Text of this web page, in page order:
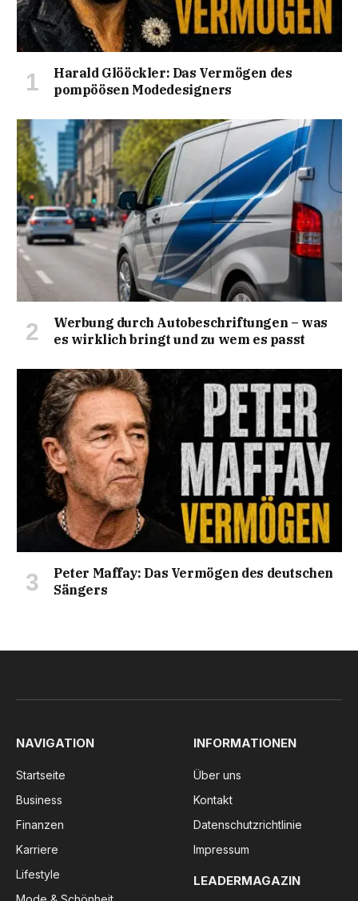
Harald Glööckler: Das Vermögen des
pompöösen Modedesigners
Werbung durch Autobeschriftungen – was
es wirklich bringt und zu wem es passt
Peter Maffay: Das Vermögen des deutschen
Sängers
NAVIGATION
Startseite
Business
Finanzen
Karriere
Lifestyle
INFORMATIONEN
Über uns
Kontakt
Datenschutzrichtlinie
Impressum
LEADERMAGAZIN